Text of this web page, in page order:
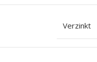
Verzinkt